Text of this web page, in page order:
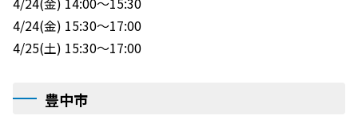
4/24(金) 15:30～17:00
4/25(土) 15:30～17:00
豊中市